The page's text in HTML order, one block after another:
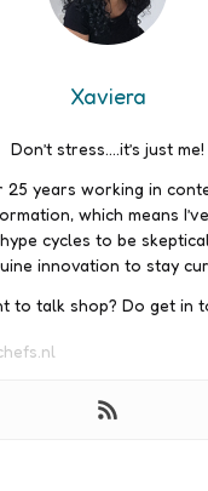
Xaviera
Don’t stress….it’s just me!
25 years working in
which means
cycles to be
innovation to stay
to talk shop? Do get in